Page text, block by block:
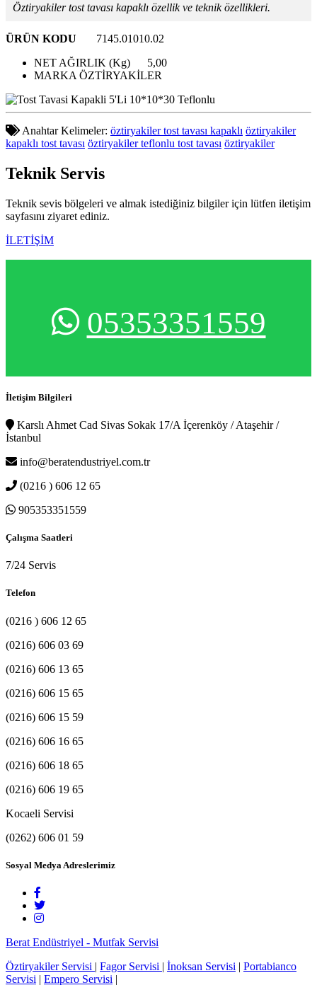
Öztiryakiler tost tavası kapaklı özellik ve teknik özellikleri.
ÜRÜN KODU
7145.01010.02
NET AĞIRLIK (Kg)
5,00
MARKA ÖZTİRYAKİLER
Anahtar Kelimeler: öztiryakiler tost tavası kapaklı öztiryakiler
kapaklı tost tavası öztiryakiler teflonlu tost tavası öztiryakiler
Teknik Servis
Teknik sevis bölgeleri ve almak istediğiniz bilgiler için lütfen iletişim
sayfasını ziyaret ediniz.
İLETİŞİM
05353351559
İletişim Bilgileri
Karslı Ahmet Cad Sivas Sokak 17/A İçerenköy / Ataşehir /
İstanbul
info@beratendustriyel.com.tr
(0216 ) 606 12 65
905353351559
Çalışma Saatleri
7/24 Servis
Telefon
(0216 ) 606 12 65
(0216) 606 03 69
(0216) 606 13 65
(0216) 606 15 65
(0216) 606 15 59
(0216) 606 16 65
(0216) 606 18 65
(0216) 606 19 65
Kocaeli Servisi
(0262) 606 01 59
Sosyal Medya Adreslerimiz
Berat Endüstriyel - Mutfak Servisi
Öztiryakiler Servisi | Fagor Servisi | İnoksan Servisi | Portabianco
Servisi | Empero Servisi |